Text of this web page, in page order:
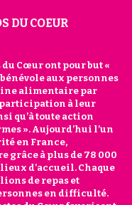
DU COEUR
du Cœur ont pour but «
aux personnes
alimentaire par
participation à leur
qu’à toute action
». Aujourd’hui l’un
en France,
grâce à plus de 78 000
d’accueil. Chaque
de repas et
en difficulté.